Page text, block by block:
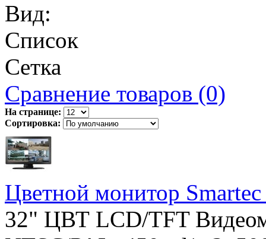
Вид:
Список
Сетка
Сравнение товаров (0)
На странице:
Сортировка:
Цветной монитор
32" ЦВТ LCD/TFT